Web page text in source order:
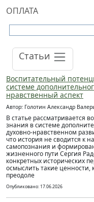
ОПЛАТА
Статьи
Воспитательный
системе
нравственный аспект
Автор: Голотин Александр
В статье рассматривается
знания в системе
духовно-нравственном
что история не сводится к
самопознания и
жизненного пути Сергия
конкретных исторических
осмыслить такие ценности,
преодоле
Опубликовано: 17.06.2026